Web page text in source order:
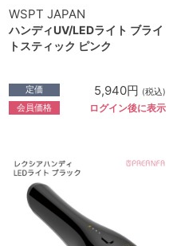
WSPT JAPAN
ハンディUV/LEDライト ブライ
トスティック ピンク
定価 5,940円 (税込)
会員価格 ログイン後に表示